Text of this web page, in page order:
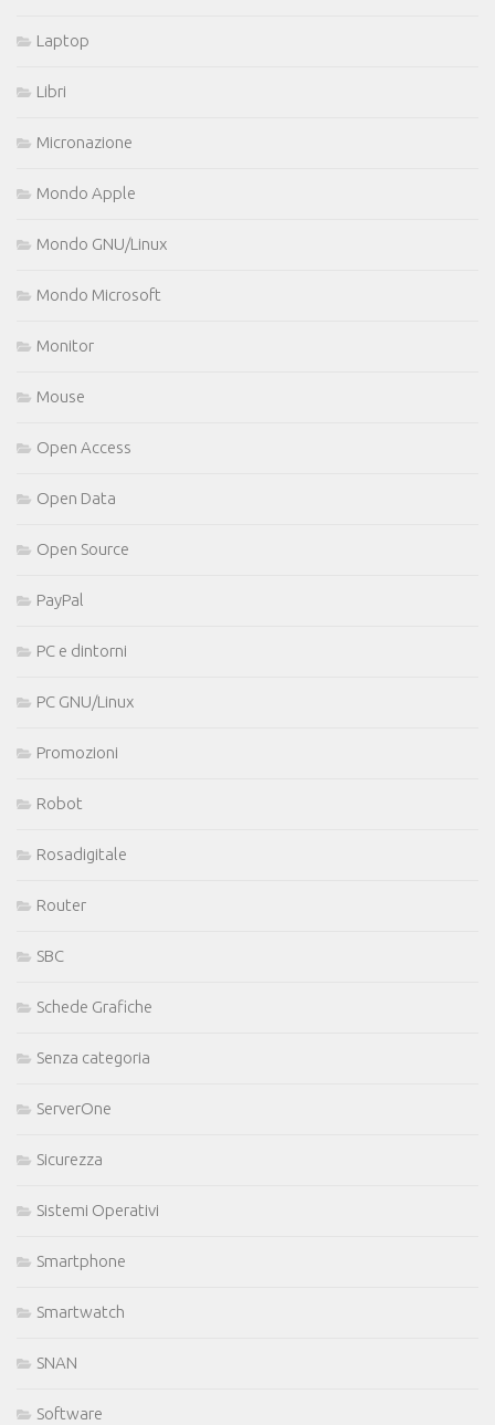
Laptop
Libri
Micronazione
Mondo Apple
Mondo GNU/Linux
Mondo Microsoft
Monitor
Mouse
Open Access
Open Data
Open Source
PayPal
PC e dintorni
PC GNU/Linux
Promozioni
Robot
Rosadigitale
Router
SBC
Schede Grafiche
Senza categoria
ServerOne
Sicurezza
Sistemi Operativi
Smartphone
Smartwatch
SNAN
Software